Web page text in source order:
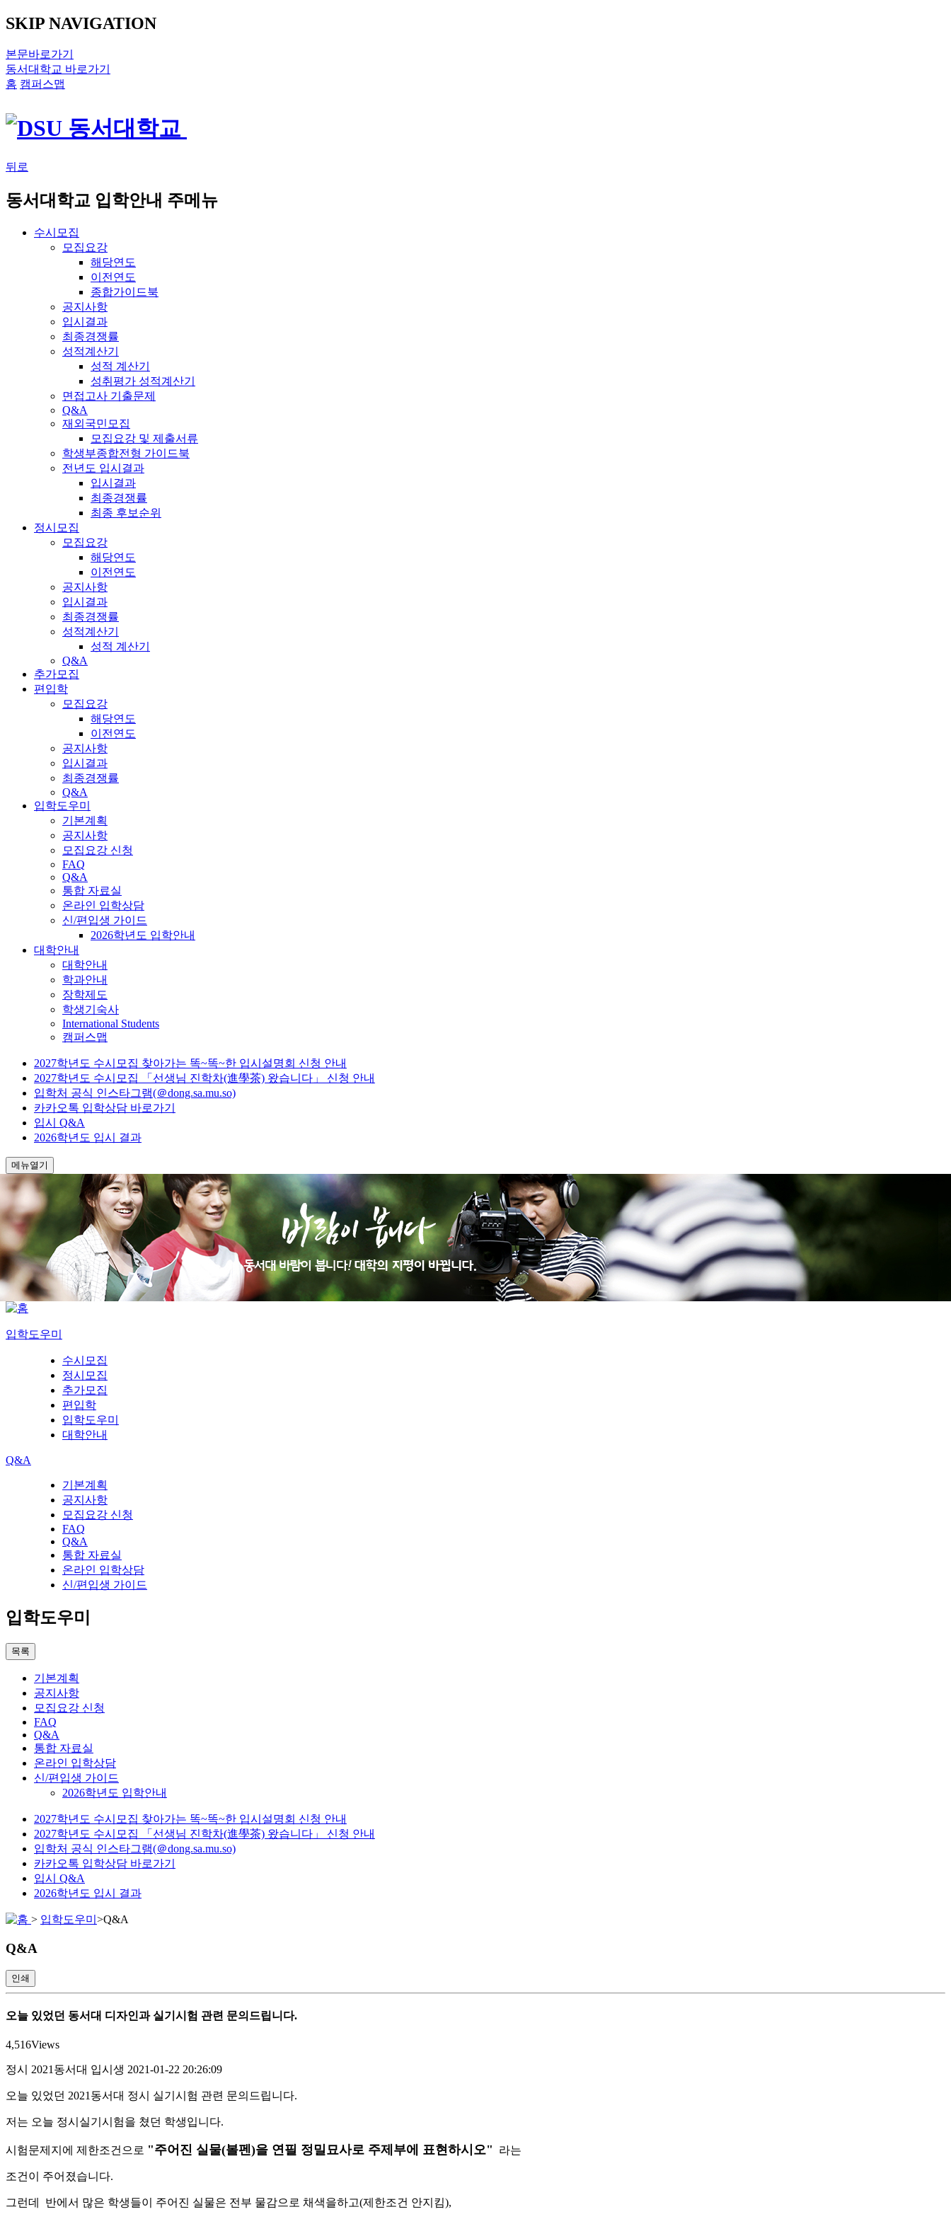
SKIP NAVIGATION
본문바로가기
동서대학교 바로가기
홈 캠퍼스맵
뒤로
동서대학교 입학안내 주메뉴
수시모집
모집요강
해당연도
이전연도
종합가이드북
공지사항
입시결과
최종경쟁률
성적계산기
성적 계산기
성취평가 성적계산기
면접고사 기출문제
Q&A
재외국민모집
모집요강 및 제출서류
학생부종합전형 가이드북
전년도 입시결과
입시결과
최종경쟁률
최종 후보순위
정시모집
모집요강
해당연도
이전연도
공지사항
입시결과
최종경쟁률
성적계산기
성적 계산기
Q&A
추가모집
편입학
모집요강
해당연도
이전연도
공지사항
입시결과
최종경쟁률
Q&A
입학도우미
기본계획
공지사항
모집요강 신청
FAQ
Q&A
통합 자료실
온라인 입학상담
신/편입생 가이드
2026학년도 입학안내
대학안내
대학안내
학과안내
장학제도
학생기숙사
International Students
캠퍼스맵
2027학년도 수시모집 찾아가는 똑~똑~한 입시설명회 신청 안내
2027학년도 수시모집 「선생님 진학차(進學茶) 왔습니다」 신청 안내
입학처 공식 인스타그램(＠dong.sa.mu.so)
카카오톡 입학상담 바로가기
입시 Q&A
2026학년도 입시 결과
메뉴열기
입학도우미
수시모집
정시모집
추가모집
편입학
입학도우미
대학안내
Q&A
기본계획
공지사항
모집요강 신청
FAQ
Q&A
통합 자료실
온라인 입학상담
신/편입생 가이드
입학도우미
목록
기본계획
공지사항
모집요강 신청
FAQ
Q&A
통합 자료실
온라인 입학상담
신/편입생 가이드
2026학년도 입학안내
2027학년도 수시모집 찾아가는 똑~똑~한 입시설명회 신청 안내
2027학년도 수시모집 「선생님 진학차(進學茶) 왔습니다」 신청 안내
입학처 공식 인스타그램(＠dong.sa.mu.so)
카카오톡 입학상담 바로가기
입시 Q&A
2026학년도 입시 결과
> 입학도우미 >Q&A
Q&A
인쇄
오늘 있었던 동서대 디자인과 실기시험 관련 문의드립니다.
4,516Views
정시 2021동서대 입시생 2021-01-22 20:26:09
오늘 있었던 2021동서대 정시 실기시험 관련 문의드립니다.
저는 오늘 정시실기시험을 쳤던 학생입니다.
시험문제지에 제한조건으로 "주어진 실물(볼펜)을 연필 정밀묘사로 주제부에 표현하시오" 라는
조건이 주어졌습니다.
그런데 반에서 많은 학생들이 주어진 실물은 전부 물감으로 채색을하고(제한조건 안지킴),